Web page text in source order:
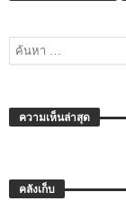
ความเห็นล่าสุด
คลังเก็บ